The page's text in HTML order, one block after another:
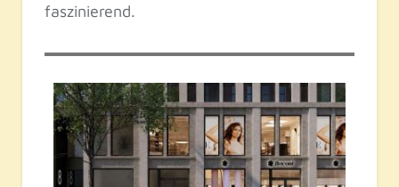
faszinierend.